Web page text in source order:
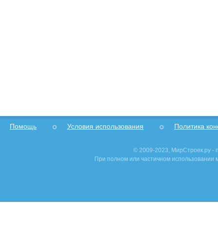
Помощь Условия использования Политика
© 2009-2023, МирСтроек.ру -
При полном или частичном использовании